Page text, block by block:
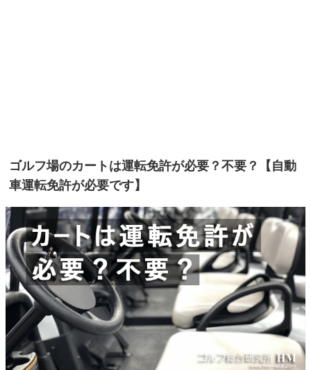
ゴルフ場のカートは運転免許が必要？不要？【自動
車運転免許が必要です】